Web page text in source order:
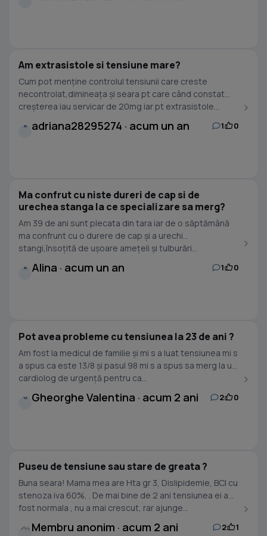
Am extrasistole si tensiune mare?
Cum pot menține controlul tensiunii care creste
necontrolat,dimineața și seara pt care când constat
creșterea iau servicar de 20mg iar pt extrasistole...
A adriana28295274 · acum un an 1 0
Ma confrut cu niste dureri de cap si de
urechea stanga la ce specializare sa merg?
Am 39 de ani sunt plecata din tara iar de o săptămână
ma confrunt cu o durere de cap și a urechi
stangi,însoțită de ușoare amețeli și tulburări...
A Alina · acum un an 1 0
Pot avea probleme cu tensiunea la 23 de ani ?
Am fost la medicul de familie și mi s a luat tensiunea mi s
a spus ca este 13/8 și pasul 98 mi s a spus sa merg la un
cardiolog de urgență pentru ca...
G Gheorghe Valentina · acum 2 ani 2 0
Puseu de tensiune sau stare de greata ?
Buna seara! Mama mea are Hta gr 3, Dislipidemie, BCI cu
stenoza iva 60%, . De mai bine de 2 ani tensiunea ei a
fost normala , nu a mai crescut, rar ajunge...
Membru anonim · acum 2 ani 2 1